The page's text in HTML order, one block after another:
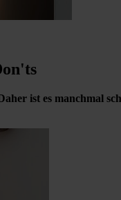
ist es manchmal